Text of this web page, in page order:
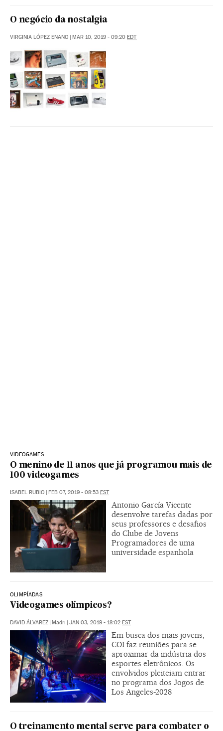
O negócio da nostalgia
VIRGINIA LÓPEZ ENANO | MAR 10, 2019 - 09:20 EDT
VIDEOGAMES
O menino de 11 anos que já programou mais de
100 videogames
ISABEL RUBIO | FEB 07, 2019 - 08:53 EST
Antonio García Vicente
desenvolve tarefas dadas por
seus professores e desafios
do Clube de Jovens
Programadores de uma
universidade espanhola
OLIMPÍADAS
Videogames olímpicos?
DAVID ÁLVAREZ | Madri | JAN 03, 2019 - 18:02 EST
Em busca dos mais jovens,
COI faz reuniões para se
aproximar da indústria dos
esportes eletrônicos. Os
envolvidos pleiteiam entrar
no programa dos Jogos de
Los Angeles-2028
O treinamento mental serve para combater o